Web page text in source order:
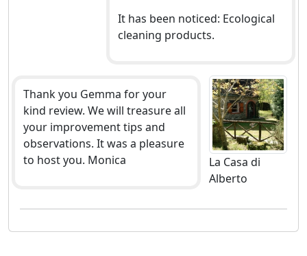
It has been noticed: Ecological
cleaning products.
Thank you Gemma for your
kind review. We will treasure all
your improvement tips and
observations. It was a pleasure
to host you. Monica
La Casa di
Alberto